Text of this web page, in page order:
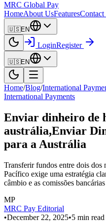
MRC Global Pay
HomeAbout UsFeaturesContact
🇺🇸EN
LoginRegister
🇺🇸EN
Home/Blog/International
International Payments
Enviar dinheiro de
austrália,Enviar
para a Austrália
Transferir fundos entre dois dos
Pacífico exige uma estratégia
câmbio e as comissões
MP
MRC Pay Editorial
•December 22, 2025•5 min read